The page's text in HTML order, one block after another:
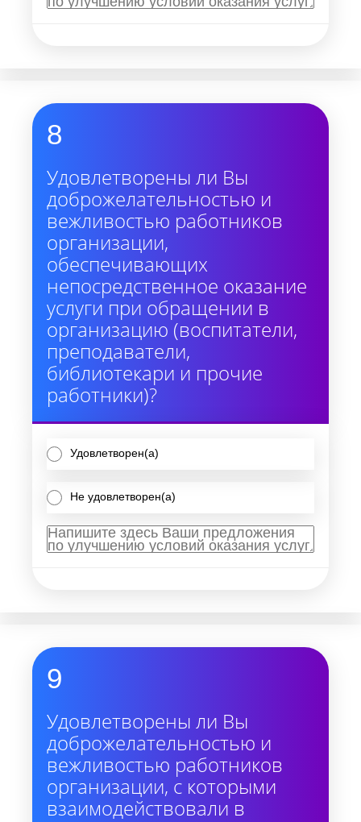
8
Удовлетворены ли Вы
доброжелательностью и
вежливостью работников
организации,
обеспечивающих
непосредственное оказание
услуги при обращении в
организацию (воспитатели,
преподаватели,
библиотекари и прочие
работники)?
Удовлетворен(а)
Не удовлетворен(а)
9
Удовлетворены ли Вы
доброжелательностью и
вежливостью работников
организации, с которыми
взаимодействовали в